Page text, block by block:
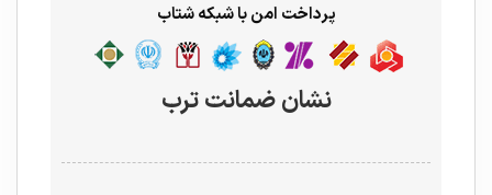
پرداخت امن با شبکه شتاب
نشان ضمانت ترب